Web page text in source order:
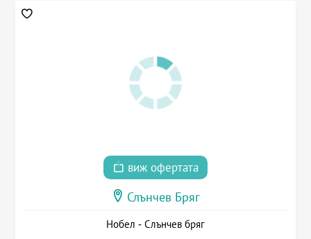
виж офертата
Слънчев Бряг
Нобел - Слънчев бряг